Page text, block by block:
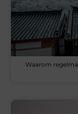
Waarom